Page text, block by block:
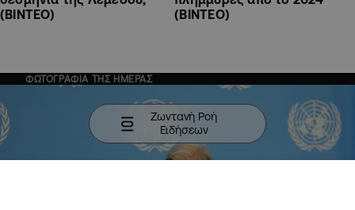
(ΒΙΝΤΕΟ)
(ΒΙΝΤΕΟ)
ΦΩΤΟΓΡΑΦΙΑ ΤΗΣ ΗΜΕΡΑΣ
Ζωντανή Ροή
Ειδήσεων